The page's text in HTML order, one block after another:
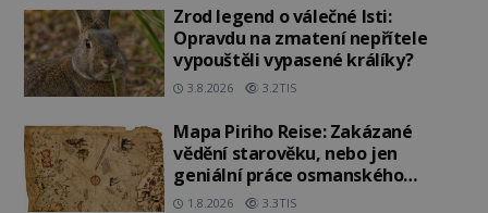
Zrod legend o válečné lsti:
Opravdu na zmatení nepřítele
vypouštěli vypasené králíky?
3.8.2026 3.2TIS
Mapa Piriho Reise: Zakázané
vědění starověku, nebo jen
geniální práce osmanského
admirála?
1.8.2026 3.3TIS